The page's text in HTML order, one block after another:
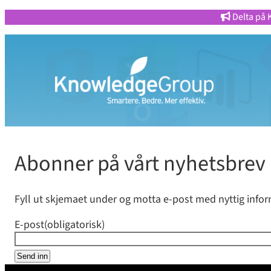
Delta på
Abonner på vårt nyhetsbrev
Fyll ut skjemaet under og motta e-post med nyttig
E-post(obligatorisk)
Send inn